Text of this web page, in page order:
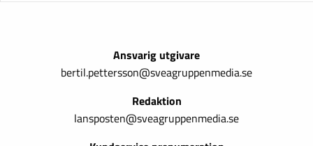
Ansvarig utgivare
bertil.pettersson@sveagruppenmedia.se
Redaktion
lansposten@sveagruppenmedia.se